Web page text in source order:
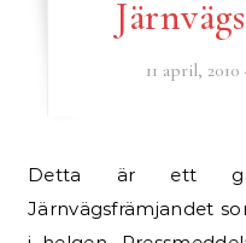
11 april, 2010
Detta är ett gästinlägg från Svenska
Järnvägsfrämjandet